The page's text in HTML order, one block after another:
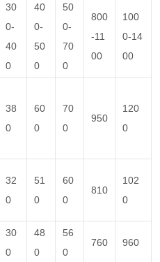
30
0-
40
0
40
0-
50
0
50
0-
70
0
800
-11
00
100
0-14
00
38
0
60
0
70
0
950
120
0
32
0
51
0
60
0
810
102
0
30
0
48
0
56
0
760 960